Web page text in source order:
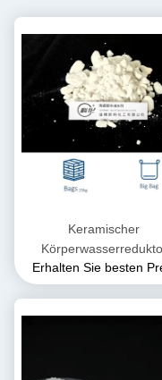
Keramischer
Farblos in Wasser
Erhalten Sie besten